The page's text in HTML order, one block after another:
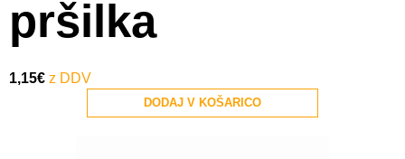
pršilka
1,15€
DODAJ V KOŠARICO